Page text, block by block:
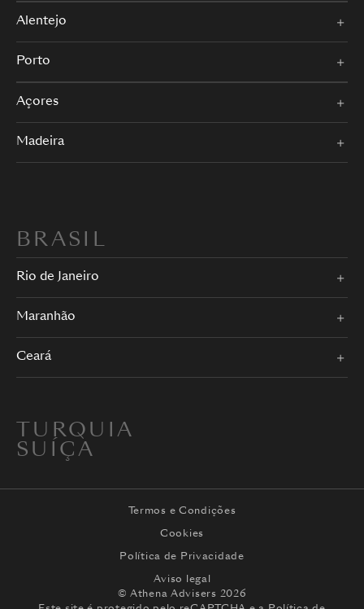
Alentejo
Porto
Açores
Madeira
BRASIL
Rio de Janeiro
Maranhão
Ceará
TURQUIA
SUÍÇA
Termos e Condições
Cookies
Política de Privacidade
Aviso legal
© Athena Advisers 2026